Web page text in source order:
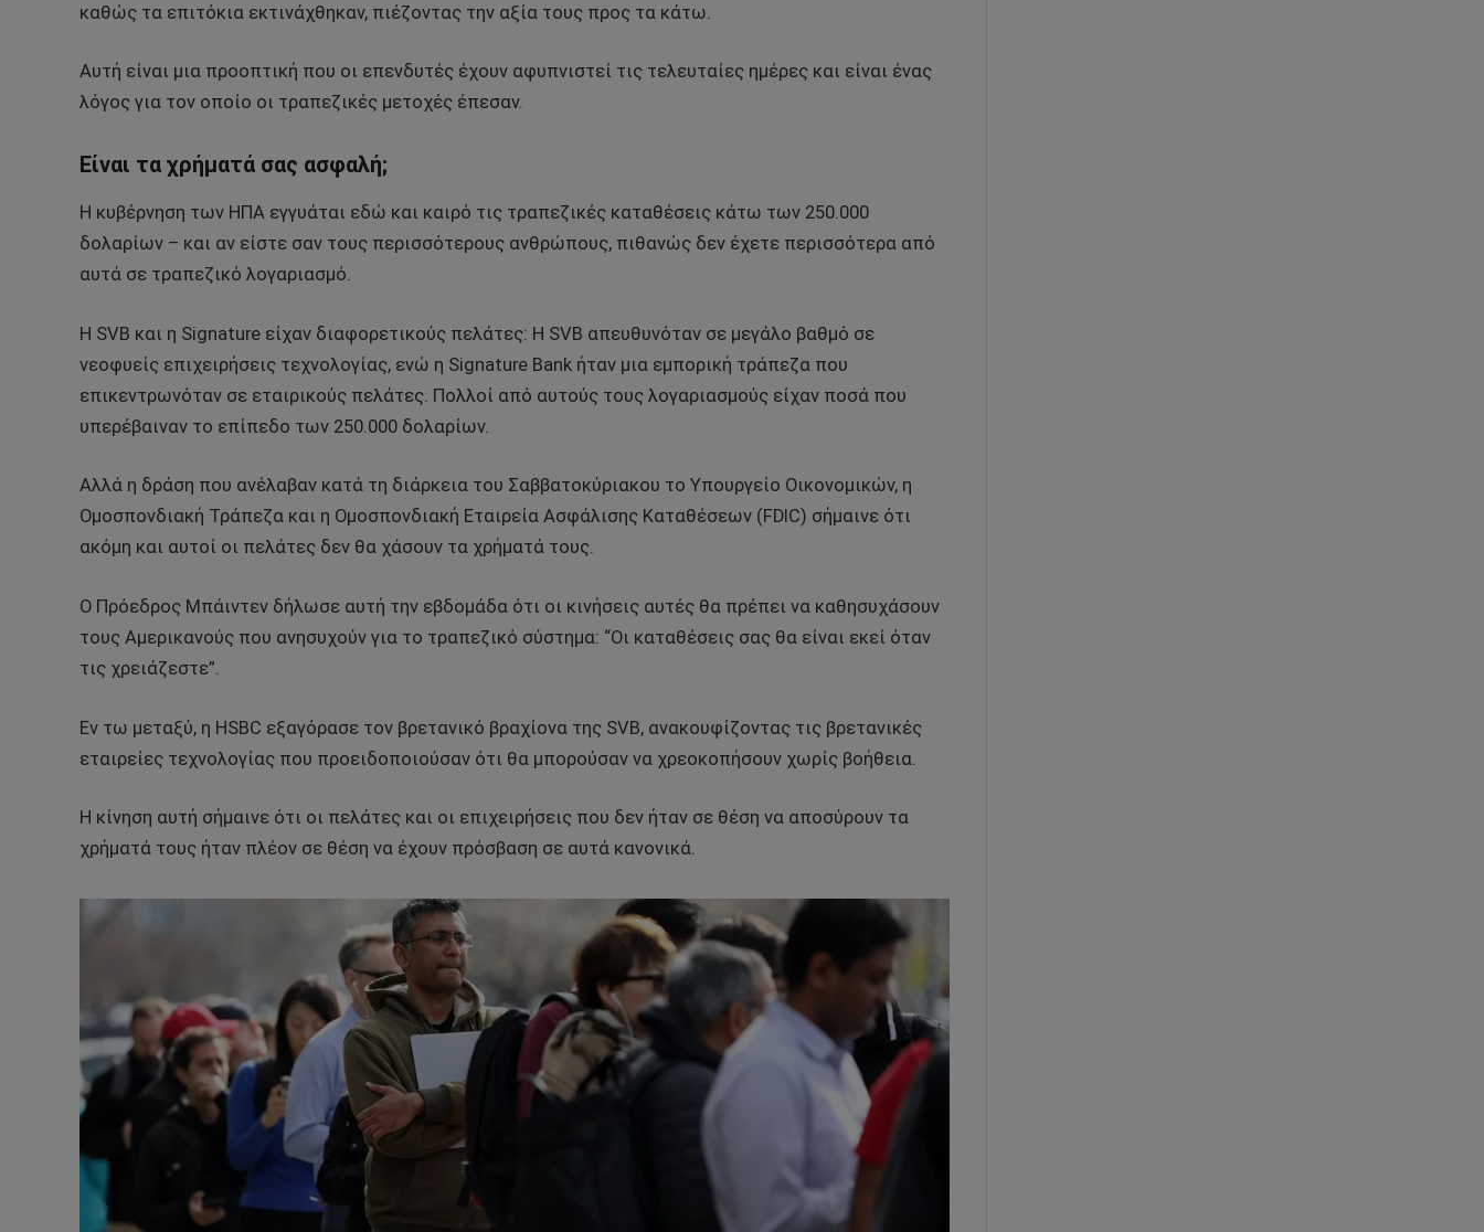
καθώς τα επιτόκια εκτινάχθηκαν, πιέζοντας την αξία τους προς τα κάτω.
Αυτή είναι μια προοπτική που οι επενδυτές έχουν αφυπνιστεί τις τελευταίες ημέρες και είναι ένας
λόγος για τον οποίο οι τραπεζικές μετοχές έπεσαν.
Είναι τα χρήματά σας ασφαλή;
Η κυβέρνηση των ΗΠΑ εγγυάται εδώ και καιρό τις τραπεζικές καταθέσεις κάτω των 250.000
δολαρίων – και αν είστε σαν τους περισσότερους ανθρώπους, πιθανώς δεν έχετε περισσότερα από
αυτά σε τραπεζικό λογαριασμό.
Η SVB και η Signature είχαν διαφορετικούς πελάτες: Η SVB απευθυνόταν σε μεγάλο βαθμό σε
νεοφυείς επιχειρήσεις τεχνολογίας, ενώ η Signature Bank ήταν μια εμπορική τράπεζα που
επικεντρωνόταν σε εταιρικούς πελάτες. Πολλοί από αυτούς τους λογαριασμούς είχαν ποσά που
υπερέβαιναν το επίπεδο των 250.000 δολαρίων.
Αλλά η δράση που ανέλαβαν κατά τη διάρκεια του Σαββατοκύριακου το Υπουργείο Οικονομικών, η
Ομοσπονδιακή Τράπεζα και η Ομοσπονδιακή Εταιρεία Ασφάλισης Καταθέσεων (FDIC) σήμαινε ότι
ακόμη και αυτοί οι πελάτες δεν θα χάσουν τα χρήματά τους.
Ο Πρόεδρος Μπάιντεν δήλωσε αυτή την εβδομάδα ότι οι κινήσεις αυτές θα πρέπει να καθησυχάσουν
τους Αμερικανούς που ανησυχούν για το τραπεζικό σύστημα: “Οι καταθέσεις σας θα είναι εκεί όταν
τις χρειάζεστε”.
Εν τω μεταξύ, η HSBC εξαγόρασε τον βρετανικό βραχίονα της SVB, ανακουφίζοντας τις βρετανικές
εταιρείες τεχνολογίας που προειδοποιούσαν ότι θα μπορούσαν να χρεοκοπήσουν χωρίς βοήθεια.
Η κίνηση αυτή σήμαινε ότι οι πελάτες και οι επιχειρήσεις που δεν ήταν σε θέση να αποσύρουν τα
χρήματά τους ήταν πλέον σε θέση να έχουν πρόσβαση σε αυτά κανονικά.